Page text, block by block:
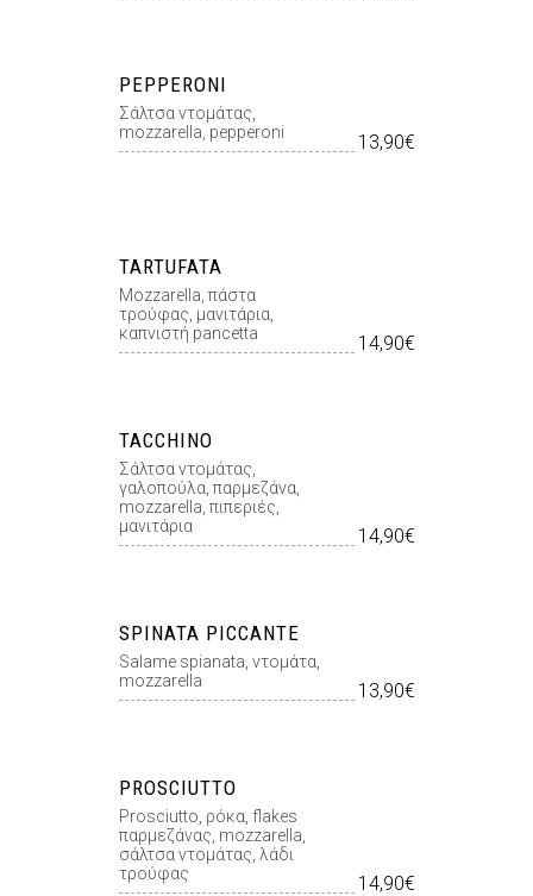
PEPPERONI
Σάλτσα ντομάτας,
mozzarella, pepperoni
13,90€
TARTUFATA
Mozzarella, πάστα
τρούφας, μανιτάρια,
καπνιστή pancetta
14,90€
TACCHINO
Σάλτσα ντομάτας,
γαλοπούλα, παρμεζάνα,
mozzarella, πιπεριές,
μανιτάρια
14,90€
SPINATA PICCANTE
Salame spianata, ντομάτα,
mozzarella
13,90€
PROSCIUTTO
Prosciutto, ρόκα, flakes
παρμεζάνας, mozzarella,
σάλτσα ντομάτας, λάδι
τρούφας
14,90€